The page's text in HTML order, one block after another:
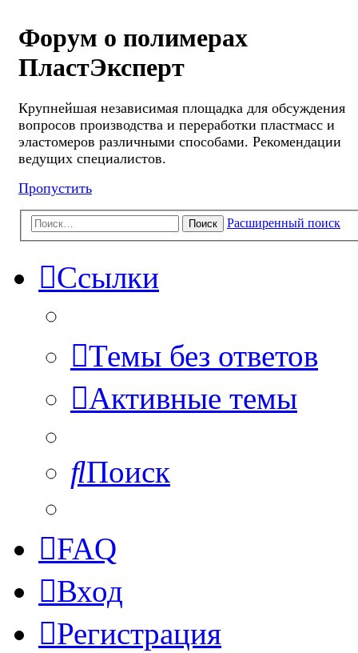
Форум о полимерах
ПластЭксперт
Крупнейшая независимая площадка для обсуждения
вопросов производства и переработки пластмасс и
эластомеров различными способами. Рекомендации
ведущих специалистов.
Пропустить
Поиск Расширенный поиск
Ссылки
Темы без ответов
Активные темы
Поиск
FAQ
Вход
Регистрация